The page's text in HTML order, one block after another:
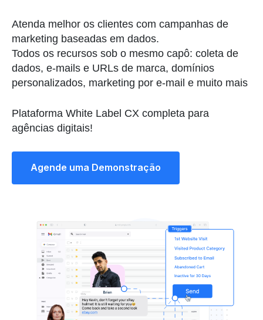
Atenda melhor os clientes com campanhas de
marketing baseadas em dados.
Todos os recursos sob o mesmo capô: coleta de
dados, e-mails e URLs de marca, domínios
personalizados, marketing por e-mail e muito mais
Plataforma White Label CX completa para
agências digitais!
Agende uma Demonstração